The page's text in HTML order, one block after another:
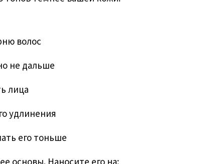
волос
не дальше
лица
удлинения
его тоньше